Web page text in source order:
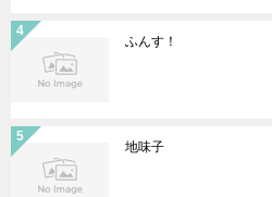
ふんす！
地味子